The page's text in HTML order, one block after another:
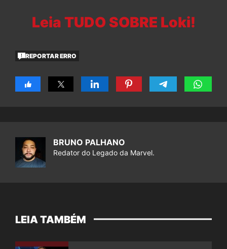
Leia TUDO SOBRE Loki!
REPORTAR ERRO
BRUNO PALHANO
Redator do Legado da Marvel.
LEIA TAMBÉM